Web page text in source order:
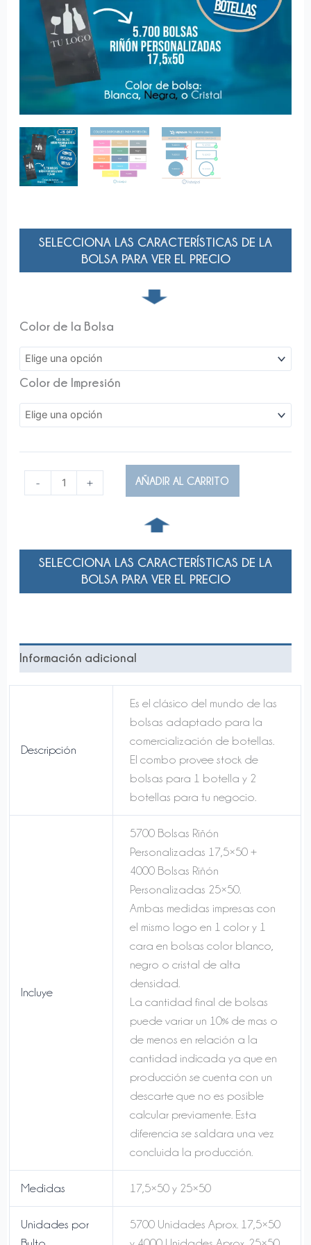
SELECCIONA LAS CARACTERÍSTICAS DE LA
BOLSA PARA VER EL PRECIO
➧
Color de la Bolsa
Color de Impresión
-
Riñón
Unidades
+
25x50)
cantidad
+ AÑADIR AL CARRITO
➧
SELECCIONA LAS CARACTERÍSTICAS DE LA
BOLSA PARA VER EL PRECIO
Información adicional
Descripción
Es el clásico del mundo de las
bolsas adaptado para la
comercialización de botellas.
El combo provee stock de
bolsas para 1 botella y 2
botellas para tu negocio.
Incluye
5700 Bolsas Riñón
Personalizadas 17,5×50 +
4000 Bolsas Riñón
Personalizadas 25×50.
Ambas medidas impresas con
el mismo logo en 1 color y 1
cara en bolsas color blanco,
negro o cristal de alta
densidad.
La cantidad final de bolsas
puede variar un 10% de mas o
de menos en relación a la
cantidad indicada ya que en
producción se cuenta con un
descarte que no es posible
calcular previamente. Esta
diferencia se saldara una vez
concluida la producción.
Medidas 17,5×50 y 25×50
Unidades por
5700 Unidades Aprox. 17,5×50